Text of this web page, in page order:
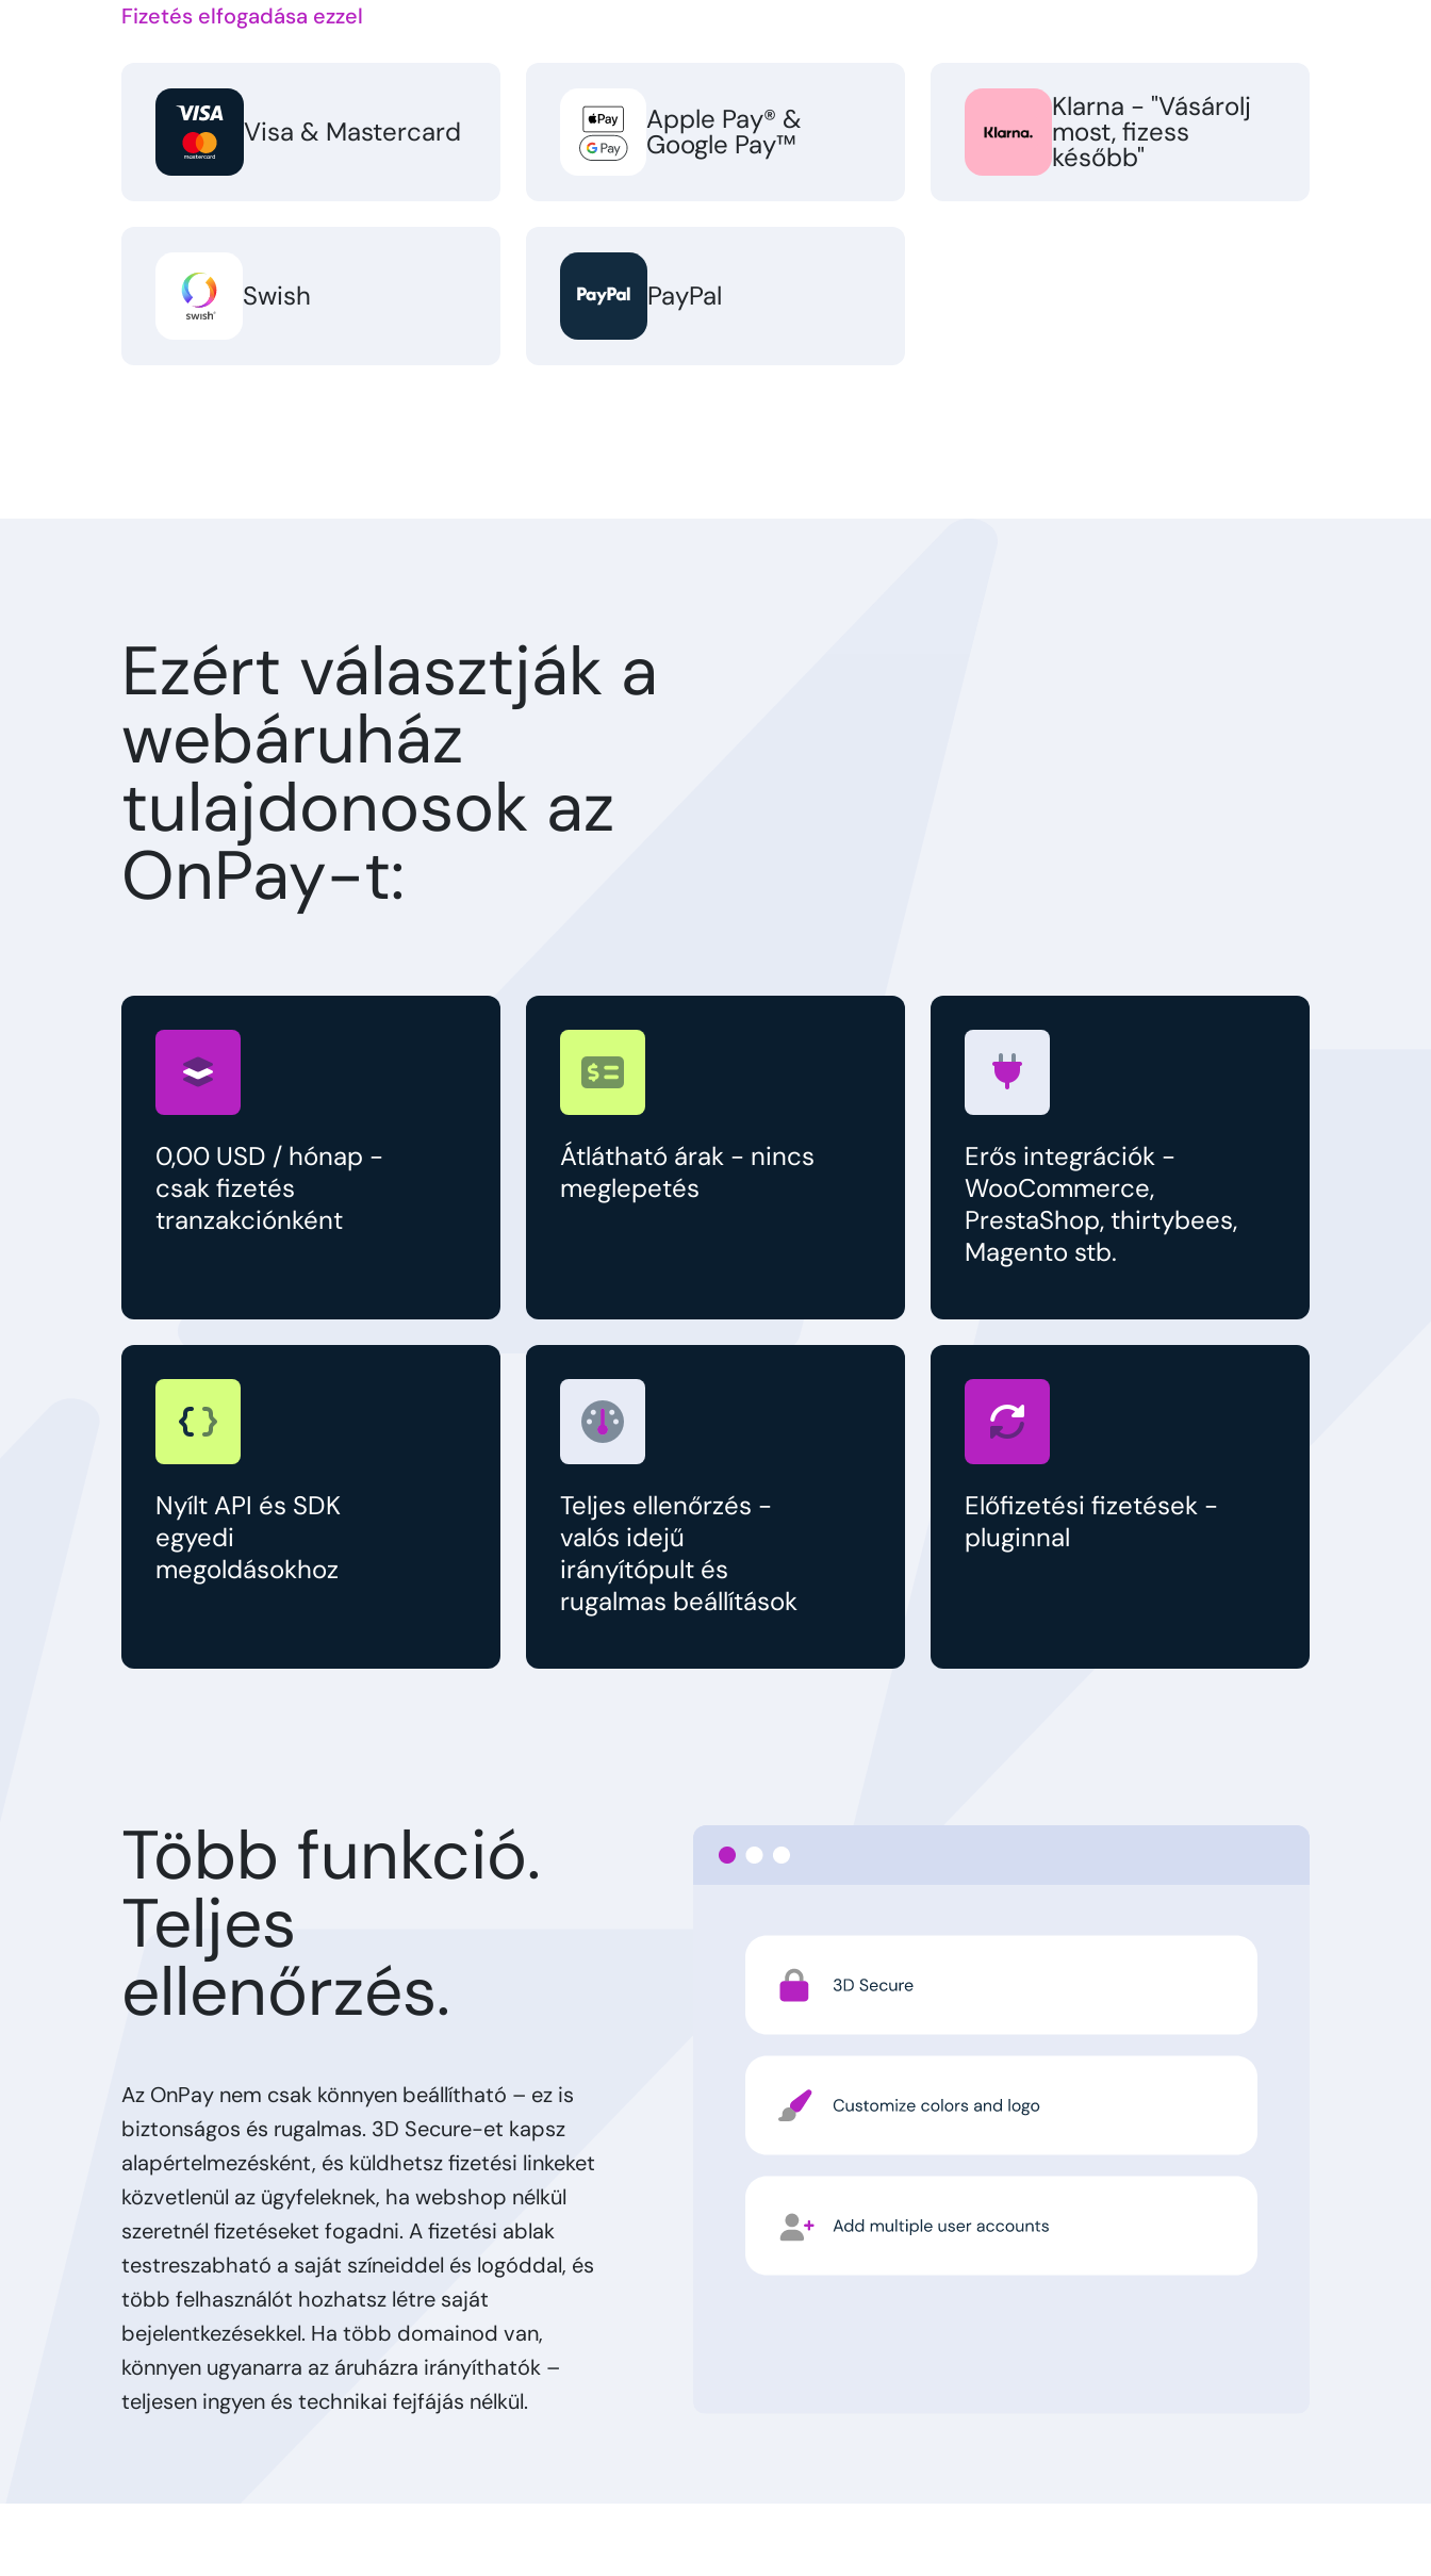
Fizetés elfogadása ezzel
Visa & Mastercard Apple Pay® &
Google Pay™
Klarna - "Vásárolj
most, fizess
később"
Swish PayPal
Ezért választják a
webáruház
tulajdonosok az
OnPay-t:
0,00 USD / hónap -
csak fizetés
tranzakciónként
Átlátható árak - nincs
meglepetés
Erős integrációk -
WooCommerce,
PrestaShop, thirtybees,
Magento stb.
Nyílt API és SDK
egyedi
megoldásokhoz
Teljes ellenőrzés -
valós idejű
irányítópult és
rugalmas beállítások
Előfizetési fizetések -
pluginnal
Több funkció.
Teljes
ellenőrzés.
Az OnPay nem csak könnyen beállítható – ez is
biztonságos és rugalmas. 3D Secure-et kapsz
alapértelmezésként, és küldhetsz fizetési linkeket
közvetlenül az ügyfeleknek, ha webshop nélkül
szeretnél fizetéseket fogadni. A fizetési ablak
testreszabható a saját színeiddel és logóddal, és
több felhasználót hozhatsz létre saját
bejelentkezésekkel. Ha több domainod van,
könnyen ugyanarra az áruházra irányíthatók –
teljesen ingyen és technikai fejfájás nélkül.